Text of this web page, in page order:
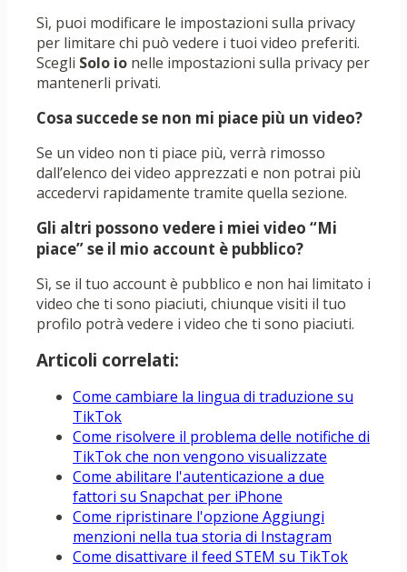
Sì, puoi modificare le impostazioni sulla privacy
per limitare chi può vedere i tuoi video preferiti.
Scegli Solo io nelle impostazioni sulla privacy per
mantenerli privati.
Cosa succede se non mi piace più un video?
Se un video non ti piace più, verrà rimosso
dall’elenco dei video apprezzati e non potrai più
accedervi rapidamente tramite quella sezione.
Gli altri possono vedere i miei video “Mi
piace” se il mio account è pubblico?
Sì, se il tuo account è pubblico e non hai limitato i
video che ti sono piaciuti, chiunque visiti il ​​tuo
profilo potrà vedere i video che ti sono piaciuti.
Articoli correlati:
Come cambiare la lingua di traduzione su
TikTok
Come risolvere il problema delle notifiche di
TikTok che non vengono visualizzate
Come abilitare l'autenticazione a due
fattori su Snapchat per iPhone
Come ripristinare l'opzione Aggiungi
menzioni nella tua storia di Instagram
Come disattivare il feed STEM su TikTok